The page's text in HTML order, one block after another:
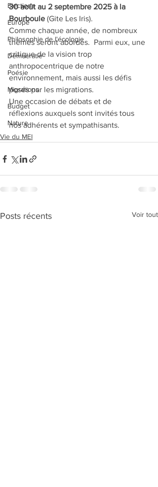
Elections
Europe
Philosophie de l'écologie
Démocratie
Poésie
Migrations
Budget
Nature
30 août au 2 septembre 2025 à la
Bourboule (Gite Les Iris).
Comme chaque année, de nombreux
thèmes seront abordés.  Parmi eux, une
critique de la vision trop
anthropocentrique de notre
environnement, mais aussi les défis
posés par les migrations.
Une occasion de débats et de
réflexions auxquels sont invités tous
nos adhérents et sympathisants.
Vie du MEI
Posts récents Voir tout